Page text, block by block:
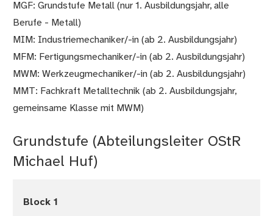
MGF: Grundstufe Metall (nur 1. Ausbildungsjahr, alle
Berufe - Metall)
MIM: Industriemechaniker/-in (ab 2. Ausbildungsjahr)
MFM: Fertigungsmechaniker/-in (ab 2. Ausbildungsjahr)
MWM: Werkzeugmechaniker/-in (ab 2. Ausbildungsjahr)
MMT: Fachkraft Metalltechnik (ab 2. Ausbildungsjahr,
gemeinsame Klasse mit MWM)
Grundstufe (Abteilungsleiter OStR
Michael Huf)
Block 1